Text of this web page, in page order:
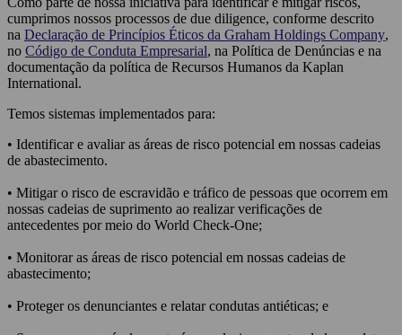
cumprimos nossos processos de due diligence, conforme descrito
na Declaração de Princípios Éticos da Graham Holdings Company,
no Código de Conduta Empresarial, na Política de Denúncias e na
documentação da política de Recursos Humanos da Kaplan
International.
Temos sistemas implementados para:
• Identificar e avaliar as áreas de risco potencial em nossas cadeias
de abastecimento.
• Mitigar o risco de escravidão e tráfico de pessoas que ocorrem em
nossas cadeias de suprimento ao realizar verificações de
antecedentes por meio do World Check-One;
• Monitorar as áreas de risco potencial em nossas cadeias de
abastecimento;
• Proteger os denunciantes e relatar condutas antiéticas; e